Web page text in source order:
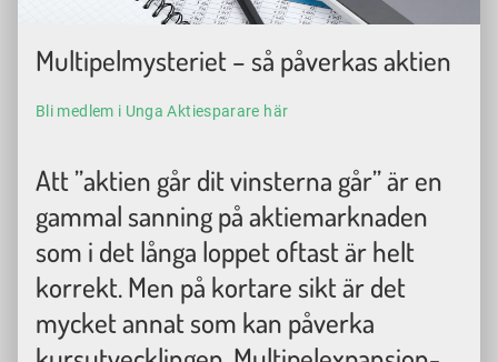
Multipelmysteriet – så påverkas aktien
Bli medlem i Unga Aktiesparare här
Att ”aktien går dit vinsterna går”är en
gammal sanning på aktiemarknaden
som i det långa loppet oftastär helt
korrekt. Men på kortare sikt är det
mycket annat som kan påverka